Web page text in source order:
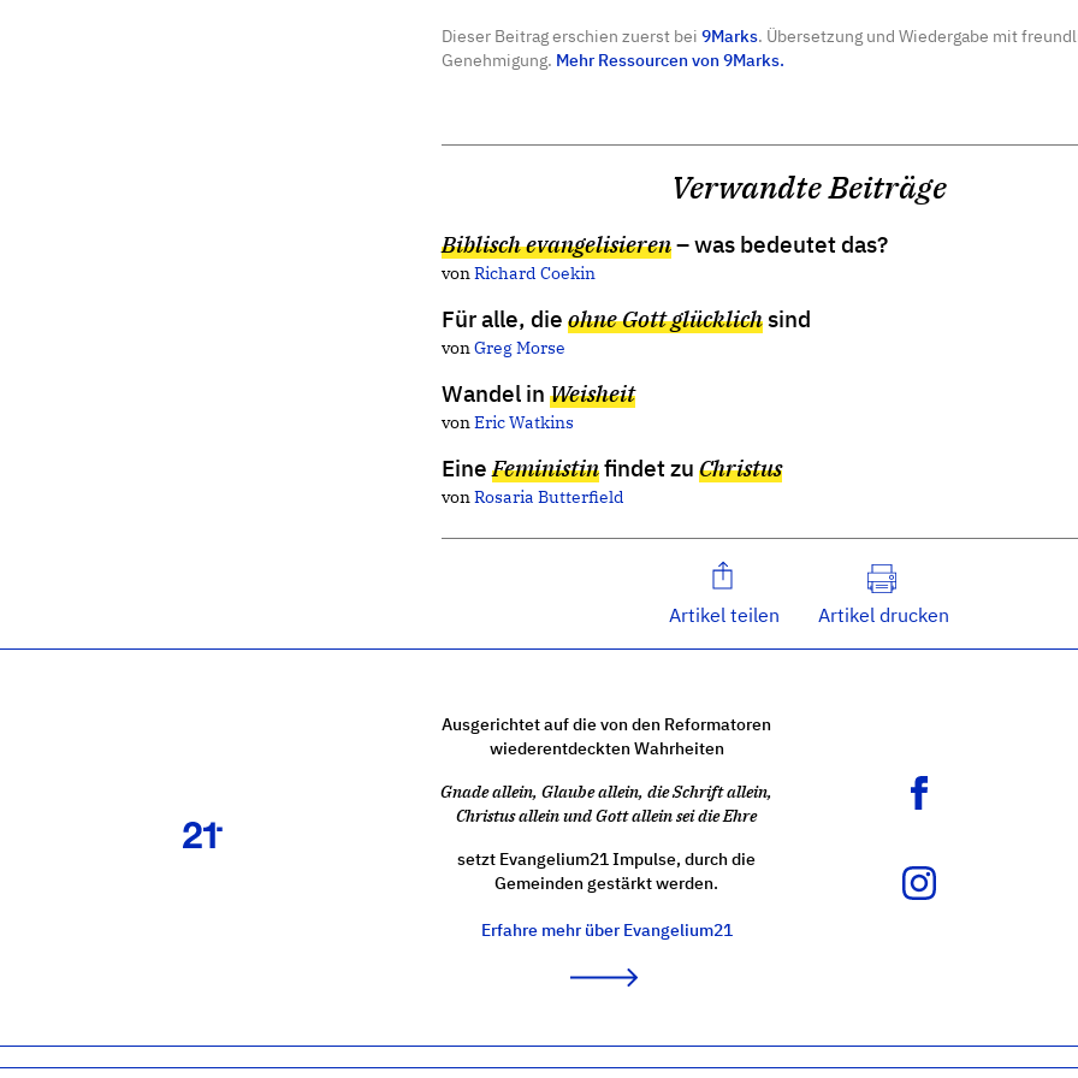
Dieser Beitrag erschien zuerst bei 9Marks. Übersetzung und Wiedergabe mit
Genehmigung. Mehr Ressourcen von 9Marks.
Verwandte Beiträge
Biblisch evangelisieren– was bedeutet das?
vonRichard Coekin
Für alle, die ohne Gott glücklichsind
vonGreg Morse
Wandel in Weisheit
vonEric Watkins
Eine Feministinfindet zu Christus
vonRosaria Butterfield
Artikel teilen Artikel drucken
Ausgerichtet auf die von den Reformatoren
wiederentdeckten Wahrheiten
Gnade allein, Glaube allein, die Schrift allein,
Christus allein und Gott allein sei die Ehre
setzt Evangelium21 Impulse, durch die
Gemeinden gestärkt werden.
Erfahre mehr über Evangelium21